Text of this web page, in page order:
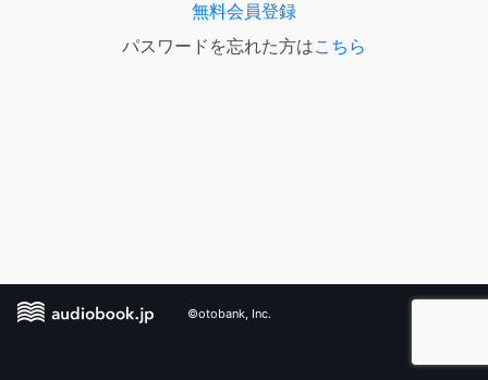
無料会員登録
パスワードを忘れた方はこちら
©otobank, Inc.